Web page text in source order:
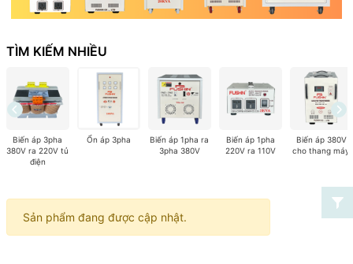
TÌM KIẾM NHIỀU
Biến áp 3pha
380V ra 220V tủ
điện
Ổn áp 3pha
Biến áp 1pha ra
3pha 380V
Biến áp 1pha
220V ra 110V
Biến áp 380V
cho thang máy
Sản phẩm đang được cập nhật.